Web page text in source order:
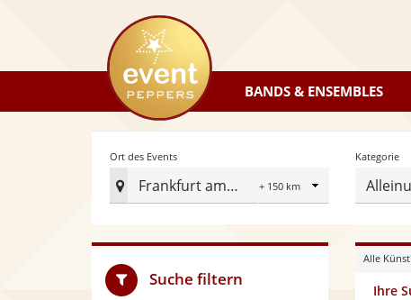
eventpeppers
BANDS & ENSEMBLES
Ort des Events
Frankfurt am Main
Radius
Ort
Events
festlegen
Kategorie
Alle
Ihre
Suche filtern